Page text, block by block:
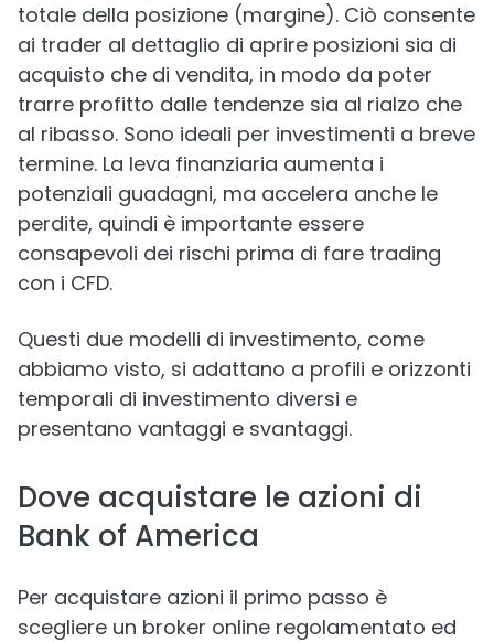
totale della posizione (margine). Ciò consente
ai trader al dettaglio di aprire posizioni sia di
acquisto che di vendita, in modo da poter
trarre profitto dalle tendenze sia al rialzo che
al ribasso. Sono ideali per investimenti a breve
termine. La leva finanziaria aumenta i
potenziali guadagni, ma accelera anche le
perdite, quindi è importante essere
consapevoli dei rischi prima di fare trading
con i CFD.
Questi due modelli di investimento, come
abbiamo visto, si adattano a profili e orizzonti
temporali di investimento diversi e
presentano vantaggi e svantaggi.
Dove acquistare le azioni di
Bank of America
Per acquistare azioni il primo passo è
scegliere un broker online regolamentato ed